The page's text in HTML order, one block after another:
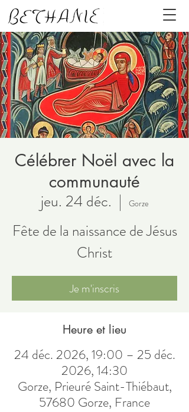
Célébrer Noël avec la
communauté
jeu. 24 déc.
  |
Gorze
Fête de la naissance de Jésus
Christ
Je m'inscris
Heure et lieu
24 déc. 2026, 19:00 – 25 déc.
2026, 14:30
Gorze, Prieuré Saint-Thiébaut,
57680 Gorze, France